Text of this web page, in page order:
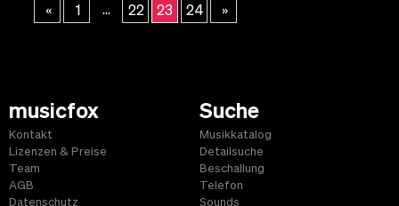
« 1 ... 22 23 24 »
musicfox
Kontakt
Lizenzen & Preise
Team
AGB
Datenschutz
Suche
Musikkatalog
Detailsuche
Beschallung
Telefon
Sounds